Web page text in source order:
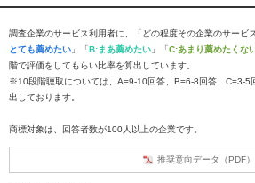
調査企業のサービス利用者に、「どの程度その企業のサービ
とても薦めたい 」「B:まあ薦めたい 」「C:あまり薦めたくな
階で評価をしてもらい比率を算出しています。
※10段階聴取については、A=9-10回答、B=6-8回答、C=3-5
出しております。
商標対象は、回答者数が100人以上の企業です。
推奨意向データ（PDF）